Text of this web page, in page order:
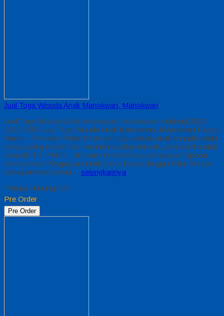
Jual Toga Wisuda Anak Manokwari, Manokwari
Jual Toga Wisuda Anak Manokwari, Manokwari Hubungi 0812-
2282-1060 Jual Toga Wisuda Anak Manokwari, Manokwari Papua
Barat – Temukan Paket Promosi toga wisuda anak komplet pada
harga paling murah dan memiliki kualitas terbaik, kami kasih untuk
sekolah TK, PAUD , SD Kami memberinya penawaran Special
semua level Pengajaran Anak Umur Dasar dengan Fitur Produk
sebagaimana berikut… selengkapnya
*Harga Hubungi CS
Pre Order
Pre Order